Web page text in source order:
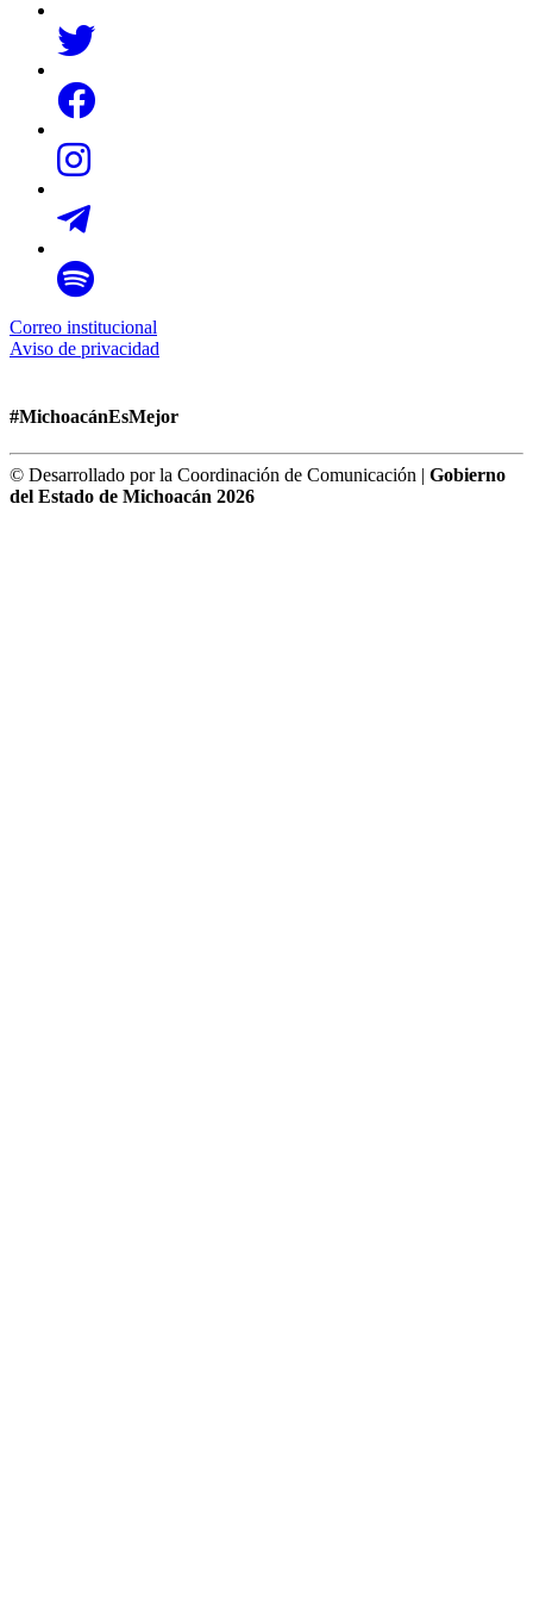
Correo institucional
Aviso de privacidad
#MichoacánEsMejor
© Desarrollado por la Coordinación de Comunicación | Gobierno
del Estado de Michoacán 2026